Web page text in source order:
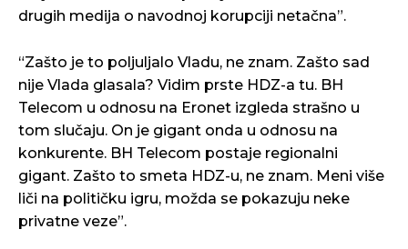
drugih medija o navodnoj korupciji netačna”.
“Zašto je to poljuljalo Vladu, ne znam. Zašto sad
nije Vlada glasala? Vidim prste HDZ-a tu. BH
Telecom u odnosu na Eronet izgleda strašno u
tom slučaju. On je gigant onda u odnosu na
konkurente. BH Telecom postaje regionalni
gigant. Zašto to smeta HDZ-u, ne znam. Meni više
liči na političku igru, možda se pokazuju neke
privatne veze”.